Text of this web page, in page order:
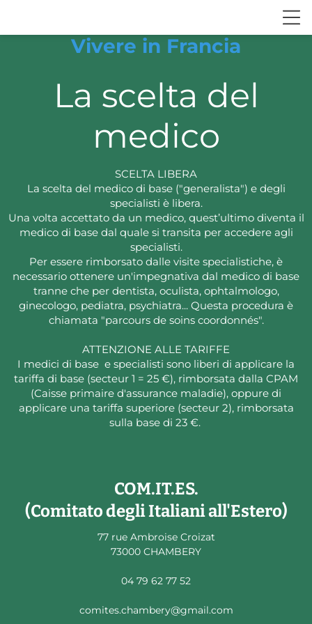
Vivere in Francia
La scelta del
medico
SCELTA LIBERA
La scelta del medico di base ("generalista") e degli
specialisti è libera.
Una volta accettato da un medico, quest’ultimo diventa il
medico di base dal quale si transita per accedere agli
specialisti.
Per essere rimborsato dalle visite specialistiche, è
necessario ottenere un'impegnativa dal medico di base
tranne che per dentista, oculista, ophtalmologo,
ginecologo, pediatra, psychiatra... Questa procedura è
chiamata "parcours de soins coordonnés".
ATTENZIONE ALLE TARIFFE
I medici di base e specialisti sono liberi di applicare la
tariffa di base (secteur 1 = 25 €), rimborsata dalla CPAM
(Caisse primaire d'assurance maladie), oppure di
applicare una tariffa superiore (secteur 2), rimborsata
sulla base di 23 €.
COM.IT.ES.
(Comitato degli Italiani all'Estero)
77 rue Ambroise Croizat
73000 CHAMBERY
04 79 62 77 52
comites.chambery@gmail.com